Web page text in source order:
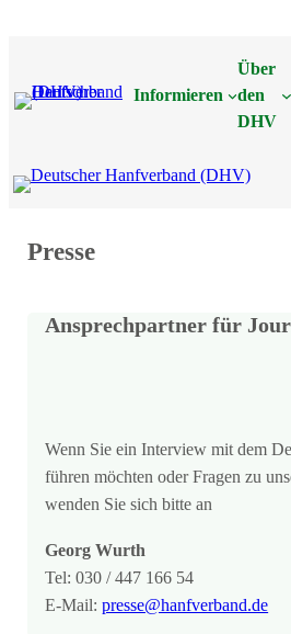
Informieren
Über
den
DHV
Presse
Ansprechpartner für
Wenn Sie ein Interview mit dem
führen möchten oder Fragen zu
wenden Sie sich bitte an
Georg Wurth
Tel: 030 / 447 166 54
E-Mail:presse@hanfverband.de